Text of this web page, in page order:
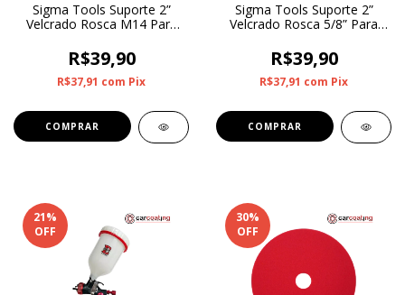
Sigma Tools Suporte 2”
Velcrado Rosca M14 Para
R$39,90
R$37,91 com Pix
Sigma Tools Suporte 2”
Velcrado Rosca 5/8” Para
R$39,90
R$37,91 com Pix
21%
OFF
30%
OFF